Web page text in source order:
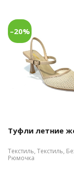
–20%
Туфли летние
Текстиль, Текстиль,
Рюмочка